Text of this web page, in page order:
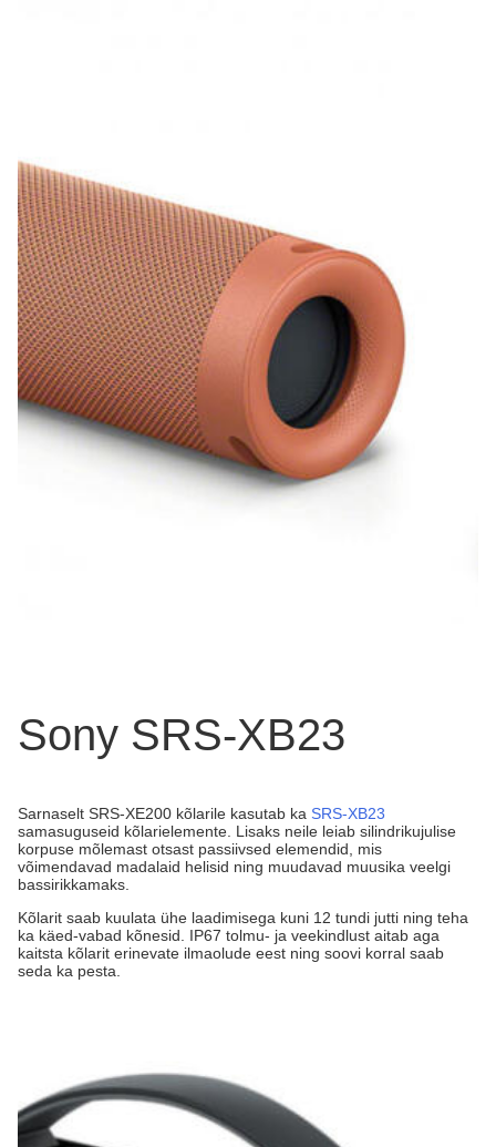
Sony SRS-XB23
Sarnaselt SRS-XE200 kõlarile kasutab ka SRS-XB23
samasuguseid kõlarielemente. Lisaks neile leiab silindrikujulise
korpuse mõlemast otsast passiivsed elemendid, mis
võimendavad madalaid helisid ning muudavad muusika veelgi
bassirikkamaks.
Kõlarit saab kuulata ühe laadimisega kuni 12 tundi jutti ning teha
ka käed-vabad kõnesid. IP67 tolmu- ja veekindlust aitab aga
kaitsta kõlarit erinevate ilmaolude eest ning soovi korral saab
seda ka pesta.